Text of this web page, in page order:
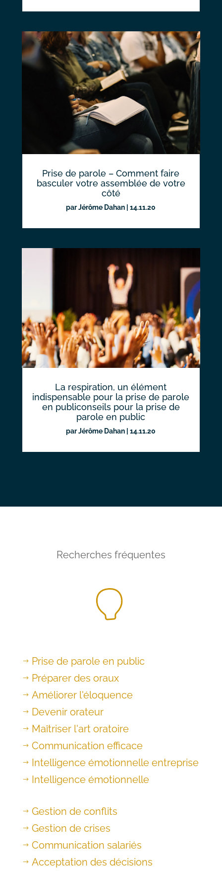
Prise de parole – Comment faire
basculer votre assemblée de votre
côté
parJérôme Dahan |14.11.20
La respiration, un élément
indispensable pour la prise de parole
en publiconseils pour la prise de
parole en public
parJérôme Dahan |14.11.20
Recherches fréquentes
$ Prise de parole en public
$ Préparer des oraux
$ Améliorer l'éloquence
$ Devenir orateur
$ Maîtriser l'art oratoire
$ Communication efficace
$ Intelligence émotionnelle entreprise
$ Intelligence émotionnelle
$ Gestion de conflits
$ Gestion de crises
$ Communication salariés
$ Acceptation des décisions